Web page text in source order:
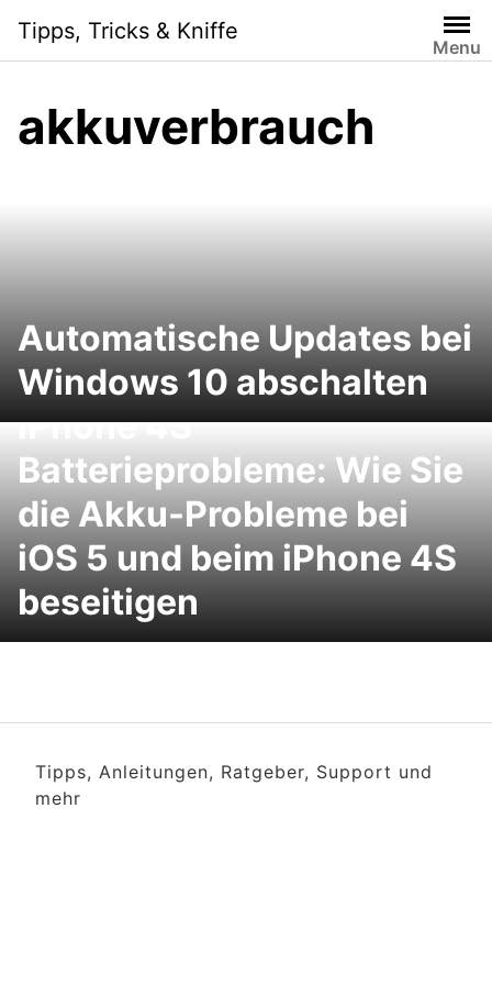
content
Tipps, Tricks & Kniffe
Menu
akkuverbrauch
Automatische Updates bei
Windows 10 abschalten
iPhone 4S
Batterieprobleme: Wie Sie
die Akku-Probleme bei
iOS 5 und beim iPhone 4S
beseitigen
Tipps, Anleitungen, Ratgeber, Support und
mehr